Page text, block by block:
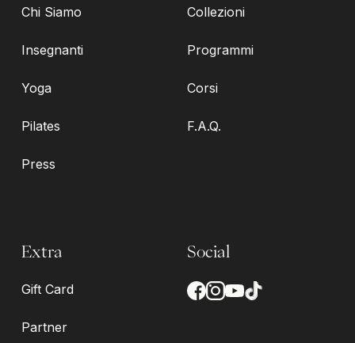
Chi Siamo
Insegnanti
Yoga
Pilates
Press
Collezioni
Programmi
Corsi
F.A.Q.
Extra
Gift Card
Partner
Social